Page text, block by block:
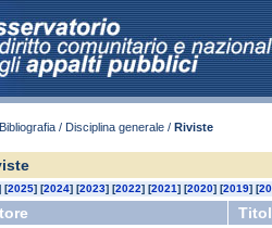
/ Disciplina generale / Riviste
[2025] [2024] [2023] [2022] [2021] [2020] [2019] [